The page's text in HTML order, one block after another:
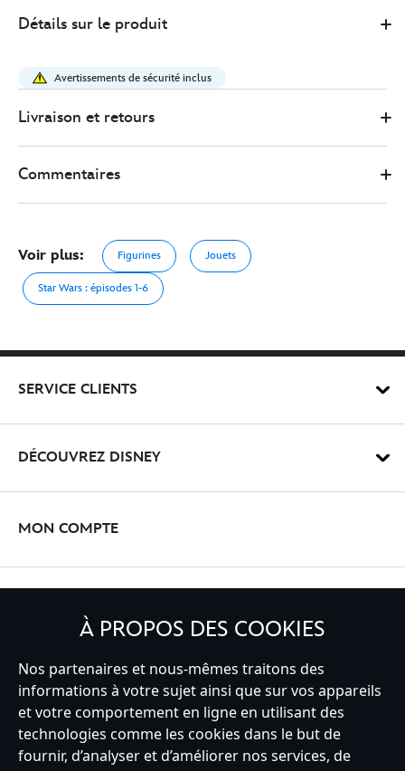
Store
60.00
parlante-
star-
mandalorian-
and-
417130891338.html
http://schema.org/OutOfStock
Détails sur le produit
Avertissements de sécurité inclus
Livraison et retours
Commentaires
Voir plus: Figurines Jouets
Star Wars : épisodes 1-6
SERVICE CLIENTS
DÉCOUVREZ DISNEY
MON COMPTE
France
À PROPOS DES COOKIES
Nos partenaires et nous-mêmes traitons des
informations à votre sujet ainsi que sur vos appareils
et votre comportement en ligne en utilisant des
technologies comme les cookies dans le but de
fournir, d’analyser et d’améliorer nos services, de